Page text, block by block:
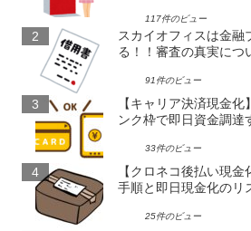
117件のビュー
スカイオフィスは金融
る！！審査の真実につ
91件のビュー
【キャリア決済現金
ンク枠で即日資金調達
33件のビュー
【クロネコ後払い現
手順と即日現金化のリ
25件のビュー